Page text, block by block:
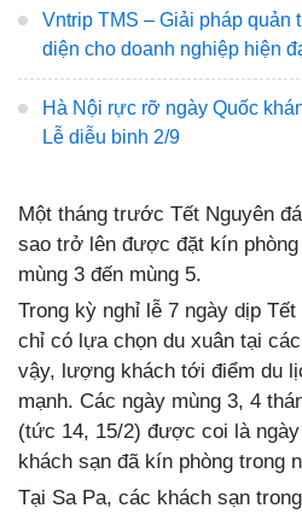
Vntrip TMS – Giải pháp quản
diện cho doanh nghiệp hiện
Hà Nội rực rỡ ngày Quốc
Lễ diễu binh 2/9
Một tháng trước Tết Nguyên
sao trở lên được đặt kín
mùng 3 đến mùng 5.
Trong kỳ nghỉ lễ 7 ngày dịp
chỉ có lựa chọn du xuân tại
vậy, lượng khách tới điểm du
mạnh. Các ngày mùng 3, 4
(tức 14, 15/2) được coi là
khách sạn đã kín phòng trong
Tại Sa Pa, các khách sạn